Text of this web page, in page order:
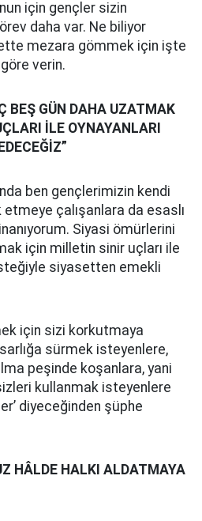
için gençler sizin
daha var. Ne biliyor
mezara gömmek için işte
verin.
BEŞ GÜN DAHA UZATMAK
İLE OYNAYANLARI
ben gençlerimizin kendi
etmeye çalışanlara da esaslı
Siyasi ömürlerini
için milletin sinir uçları ile
siyasetten emekli
için sizi korkutmaya
sürmek isteyenlere,
peşinde koşanlara, yani
kullanmak isteyenlere
diyeceğinden şüphe
HÂLDE HALKI ALDATMAYA